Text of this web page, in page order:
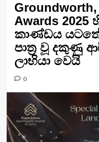
Awards 2025
කාණ්ඩය
පාත්‍ර වූ දකුණු
ලාභියා වෙයි
0